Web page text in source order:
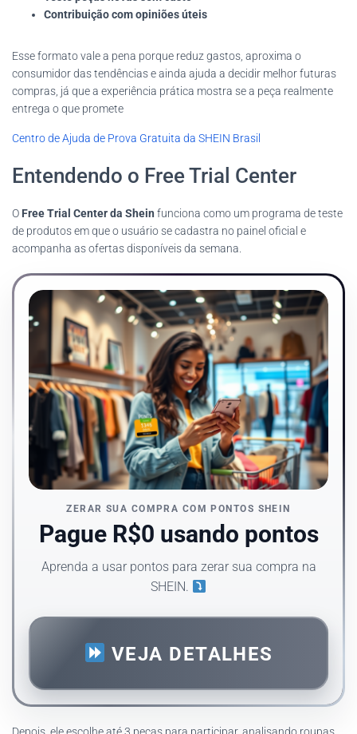
Contribuição com opiniões úteis
Esse formato vale a pena porque reduz gastos, aproxima o
consumidor das tendências e ainda ajuda a decidir melhor futuras
compras, já que a experiência prática mostra se a peça realmente
entrega o que promete
Centro de Ajuda de Prova Gratuita da SHEIN Brasil
Entendendo o Free Trial Center
O Free Trial Center da Shein funciona como um programa de teste
de produtos em que o usuário se cadastra no painel oficial e
acompanha as ofertas disponíveis da semana.
ZERAR SUA COMPRA COM PONTOS SHEIN
Pague R$0 usando pontos
Aprenda a usar pontos para zerar sua compra na
SHEIN.
VEJA DETALHES